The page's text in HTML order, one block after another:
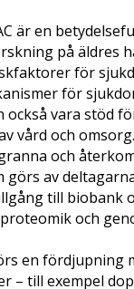
är en
på äldres
för
för
också vara stöd
vård och
och
görs av
till biobank
och
en fördjupning
– till exempel